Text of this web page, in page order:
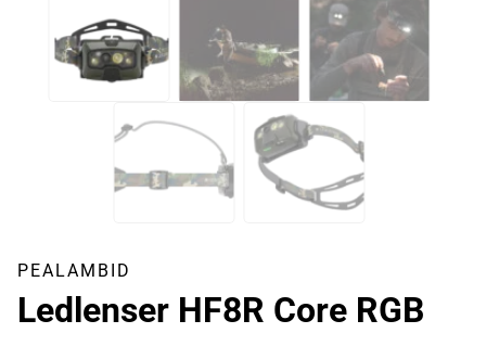
PEALAMBID
Ledlenser HF8R Core RGB